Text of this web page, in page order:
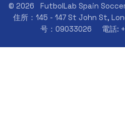
© 2026 FutbolLab Spain
住所：145 - 147 St John St,
号：09033026
電話: